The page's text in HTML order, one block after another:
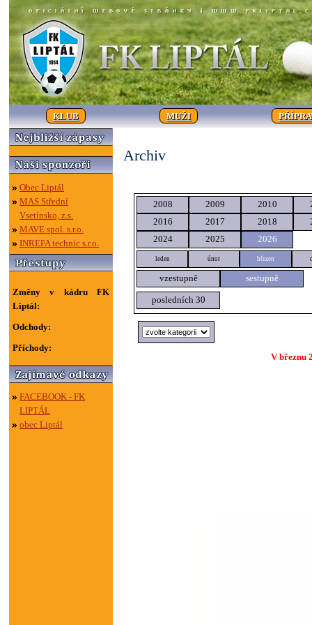
KLUB MUŽI
Obec Liptál
MAS Střední
Vsetínsko, z.s.
MAVE spol. s.r.o.
INREFA technic s.r.o.
Změny v kádru FK
Liptál:
Odchody:
Příchody:
FACEBOOK - FK
LIPTÁL
obec Liptál
Archiv
2008 2009 2010
2016
2017 2018
2024
2025 2026
leden únor březen
vzestupně sestupně
posledních 30
V březnu